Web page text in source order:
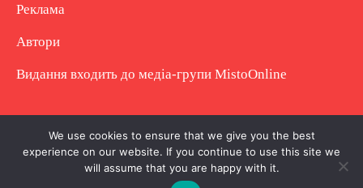
Реклама
Автори
Видання входить до медіа-групи MistoOnline
Copyright © Повне використання матеріалу
заборонено. Частково можна з гіперпосиланням.
We use cookies to ensure that we give you the best
experience on our website. If you continue to use this site we
will assume that you are happy with it.